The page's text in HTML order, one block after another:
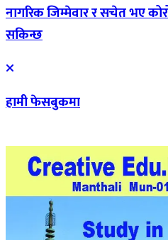
नागरिक जिम्मेवार र सचेत भए
सकिन्छ
हामी फेसबुकमा